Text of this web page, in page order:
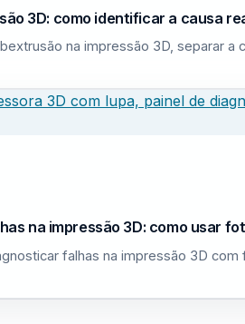
3D: como identificar a causa
na impressão 3D, separar
na impressão 3D: como usar
falhas na impressão 3D